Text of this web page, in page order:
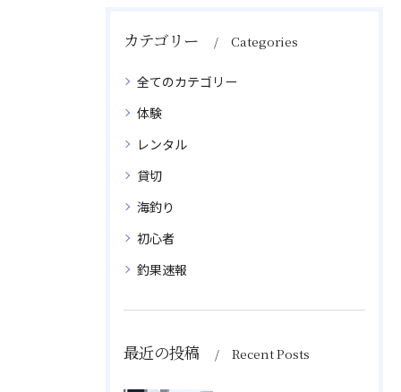
カテゴリー Categories
全てのカテゴリー
体験
レンタル
貸切
海釣り
初心者
釣果速報
最近の投稿 Recent Posts